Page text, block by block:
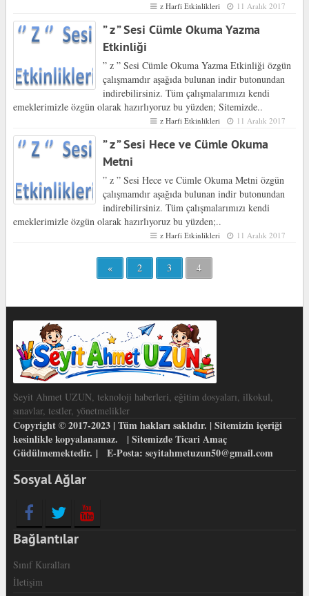
z Harfi Etkinlikleri 11 Aralık 2017
” z ” Sesi Cümle Okuma Yazma
Etkinliği
” z ” Sesi Cümle Okuma Yazma Etkinliği özgün
çalışmamdır aşağıda bulunan indir butonundan
indirebilirsiniz. Tüm çalışmalarımızı kendi
emeklerimizle özgün olarak hazırlıyoruz bu yüzden; Sitemizde..
z Harfi Etkinlikleri 11 Aralık 2017
” z ” Sesi Hece ve Cümle Okuma
Metni
” z ” Sesi Hece ve Cümle Okuma Metni özgün
çalışmamdır aşağıda bulunan indir butonundan
indirebilirsiniz. Tüm çalışmalarımızı kendi
emeklerimizle özgün olarak hazırlıyoruz bu yüzden;..
z Harfi Etkinlikleri 11 Aralık 2017
« 2 3 4
Seyit Ahmet UZUN, teknoloji haberleri, eğitim dosyaları, ilkokul,
sınavlar, testler, yönetmelikler
Copyright © 2017-2023 | Tüm hakları saklıdır. | Sitemizin içeriği
kesinlikle kopyalanamaz. | Sitemizde Ticari Amaç
Güdülmemektedir. | E-Posta: seyitahmetuzun50@gmail.com
Sosyal Ağlar
Bağlantılar
Sınıf Kuralları
İletişim